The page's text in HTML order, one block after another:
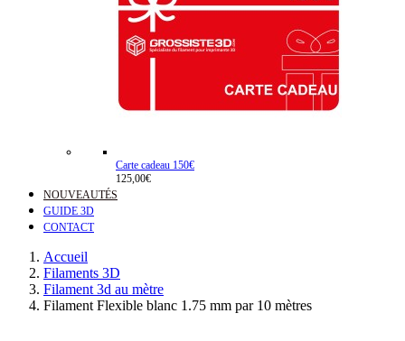
Carte cadeau 150€
125,00€
NOUVEAUTÉS
GUIDE 3D
CONTACT
Accueil
Filaments 3D
Filament 3d au mètre
Filament Flexible blanc 1.75 mm par 10 mètres